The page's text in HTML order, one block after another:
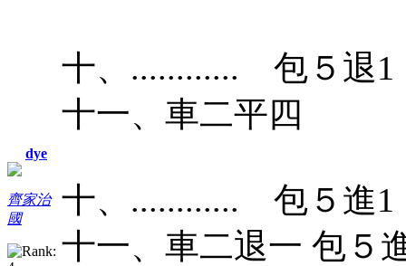
dye
齊家治
國
十、............ 包５退1
十一、車二平四
十、............ 包５進1
十一、車二退一 包５